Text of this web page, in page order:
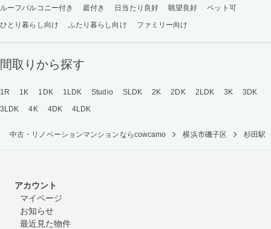
ルーフバルコニー付き 庭付き 日当たり良好 眺望良好
ペット可
ひとり暮らし向け
ふたり暮らし向け ファミリー向け
間取りから探す
1R 1K 1DK 1LDK Studio SLDK 2K 2DK 2LDK 3K
3DK
3LDK
4K 4DK 4LDK
中古・リノベーションマンションならcowcamo 横浜市磯子区 杉田駅
アカウント
マイページ
お知らせ
最近見た物件